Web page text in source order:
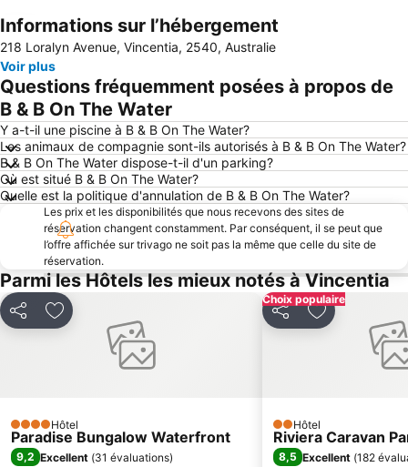
Agrandir la carte
Informations sur l’hébergement
218 Loralyn Avenue, Vincentia, 2540, Australie
Voir plus
Questions fréquemment posées à propos de
B & B On The Water
Y a-t-il une piscine à B & B On The Water?
Les animaux de compagnie sont-ils autorisés à B & B On The Water?
B & B On The Water dispose-t-il d'un parking?
Où est situé B & B On The Water?
Quelle est la politique d'annulation de B & B On The Water?
Les prix et les disponibilités que nous recevons des sites de
réservation changent constamment. Par conséquent, il se peut que
l’offre affichée sur trivago ne soit pas la même que celle du site de
réservation.
Parmi les Hôtels les mieux notés à Vincentia
PartagerAjouter à mes favoris
4 ÉtoilesHôtel
Paradise Bungalow Waterfront
9,2 Excellent (31 évaluations)
Choix populaire
PartagerAjouter à
2 Étoiles
Hôtel
Riviera Caravan
8,5 Excellent (182